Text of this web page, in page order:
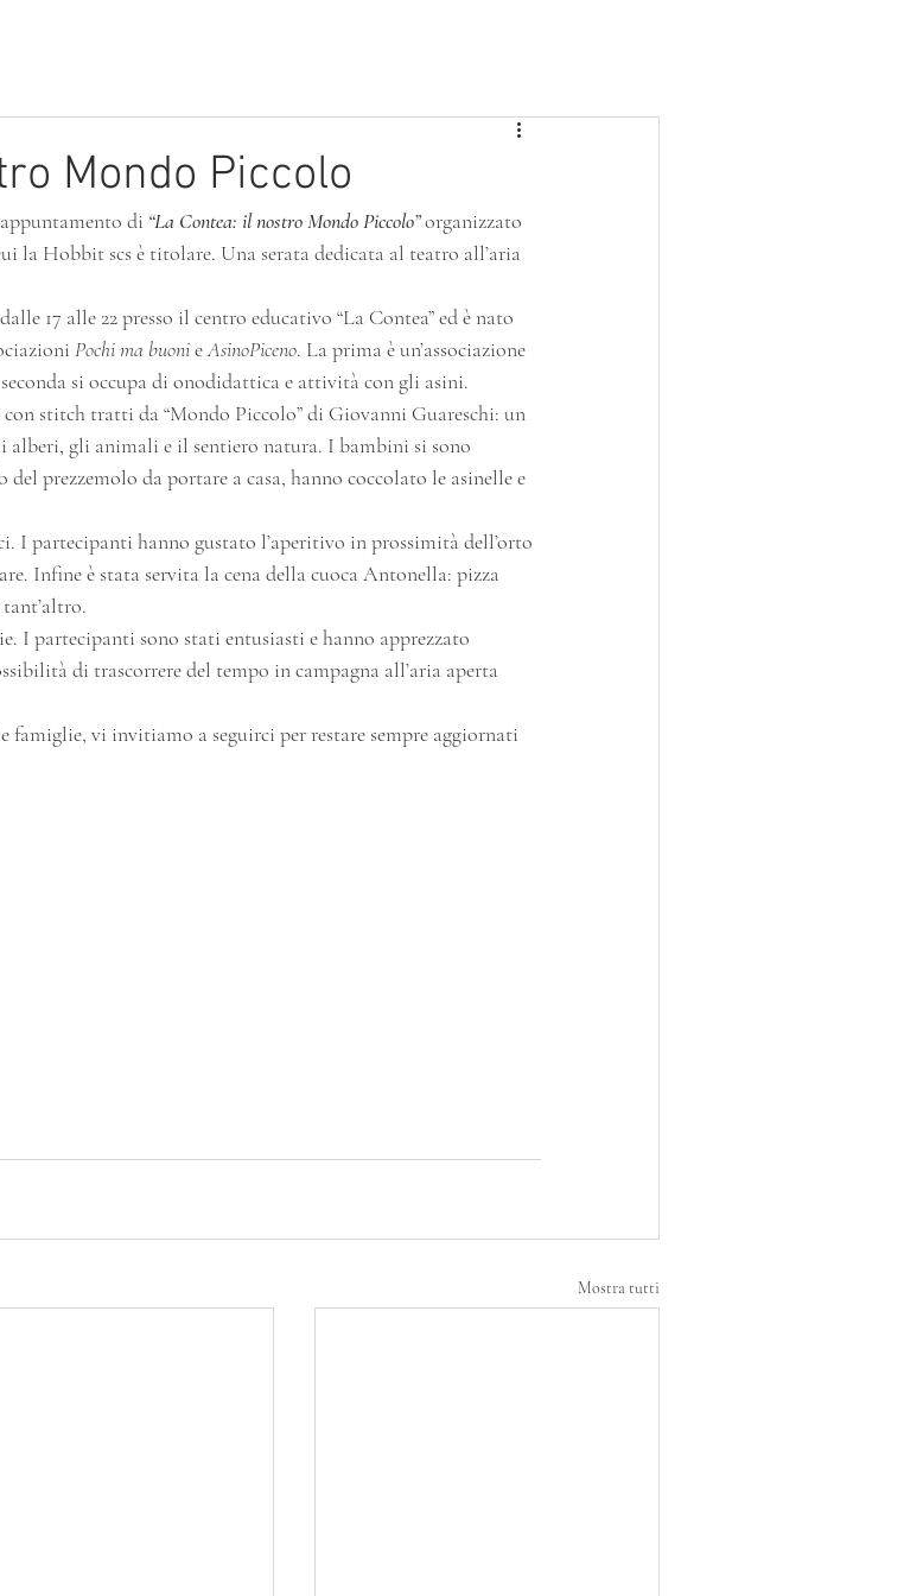
Mondo Piccolo
di “La Contea: il nostro Mondo Piccolo” organizzato
la Hobbit scs è titolare. Una serata dedicata al teatro all’aria
17 alle 22 presso il centro educativo “La Contea” ed è nato
Pochi ma buoni e AsinoPiceno. La prima è un’associazione
si occupa di onodidattica e attività con gli asini.
stitch tratti da “Mondo Piccolo” di Giovanni Guareschi: un
alberi, gli animali e il sentiero natura. I bambini si sono
prezzemolo da portare a casa, hanno coccolato le asinelle e
I partecipanti hanno gustato l’aperitivo in prossimità dell’orto
Infine è stata servita la cena della cuoca Antonella: pizza
I partecipanti sono stati entusiasti e hanno apprezzato
di trascorrere del tempo in campagna all’aria aperta
vi invitiamo a seguirci per restare sempre aggiornati
Mostra tutti